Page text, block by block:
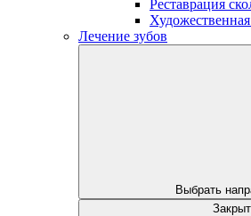
Реставрация
Лечение зубов
Выбрать